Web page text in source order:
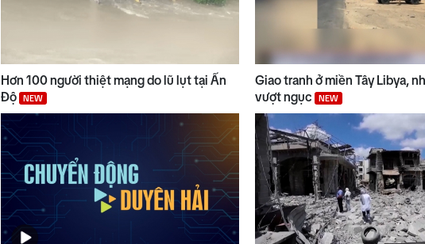
Hơn 100 người thiệt mạng do lũ lụt tại Ấn
Độ
NEW
Giao tranh ở miền Tây Libya,
vượt ngục
NEW